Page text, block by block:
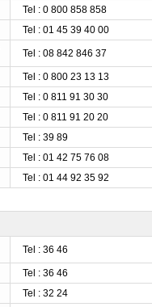
Tel : 0 800 858 858
Tel : 01 45 39 40 00
Tel : 08 842 846 37
Tel : 0 800 23 13 13
Tel : 0 811 91 30 30
Tel : 0 811 91 20 20
Tel : 39 89
Tel : 01 42 75 76 08
Tel : 01 44 92 35 92
Tel : 36 46
Tel : 36 46
Tel : 32 24